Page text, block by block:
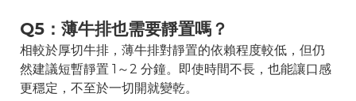
Q5：薄牛排也需要靜置嗎？
相較於厚切牛排，薄牛排對靜置的依賴程度較低，但仍
然建議短暫靜置 1～2 分鐘。即使時間不長，也能讓口感
更穩定，不至於一切開就變乾。